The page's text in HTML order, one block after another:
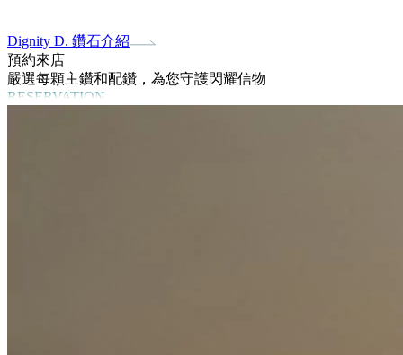
Dignity D. 鑽石介紹
預約來店
嚴選每顆主鑽和配鑽，為您守護閃耀信物
RESERVATION